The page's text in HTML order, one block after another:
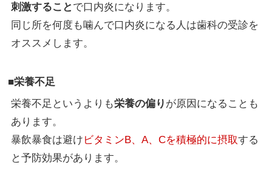
刺激すること で口内炎になります。
同じ所を何度も噛んで口内炎になる人は歯科の受診を
オススメします。
■栄養不足
栄養不足というよりも栄養の偏り が原因になることも
あります。
暴飲暴食は避け ビタミンB、A、Cを積極的に摂取する
と予防効果があります。